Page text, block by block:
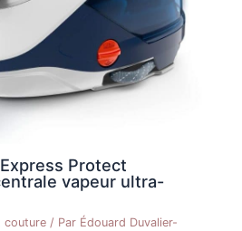
Protect
vapeur ultra-
couture / Par Édouard Duvalier-